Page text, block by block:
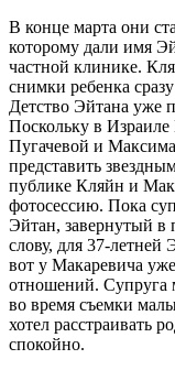
В конце марта они
которому дали имя
частной клинике.
снимки ребенка
Детство Эйтана уже
Поскольку в
Пугачевой и
представить
публике Кляйн и
фотосессию. Пока
Эйтан, завернутый
слову, для 37-
вот у Макаревича
отношений. Супруга
во время съемки
хотел расстраивать
спокойно.